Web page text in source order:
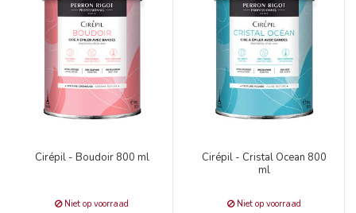
Cirépil - Boudoir 800 ml
Niet op voorraad
Cirépil - Cristal Ocean 800
ml
Niet op voorraad